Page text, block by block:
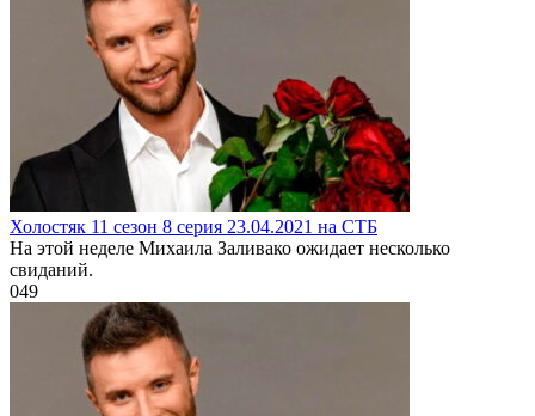
Холостяк 11 сезон 8 серия 23.04.2021 на СТБ
На этой неделе Михаила Заливако ожидает несколько
свиданий.
049